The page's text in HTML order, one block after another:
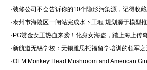
·装修公司不会告诉你的10个隐形污染源，记得收藏
·泰州市海陵区一闸站完成水下工程 规划源于模型
· PG赏金女王热血来袭！化身女海盗，踏上海上传
·新航道无锡学校：无锡雅思托福留学培训的领军
·OEM Monkey Head Mushroom and American